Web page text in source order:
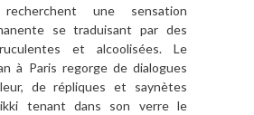
recherchent une sensation
se traduisant par des
et alcoolisées. Le
à Paris regorge de dialogues
de répliques et saynètes
tenant dans son verre le